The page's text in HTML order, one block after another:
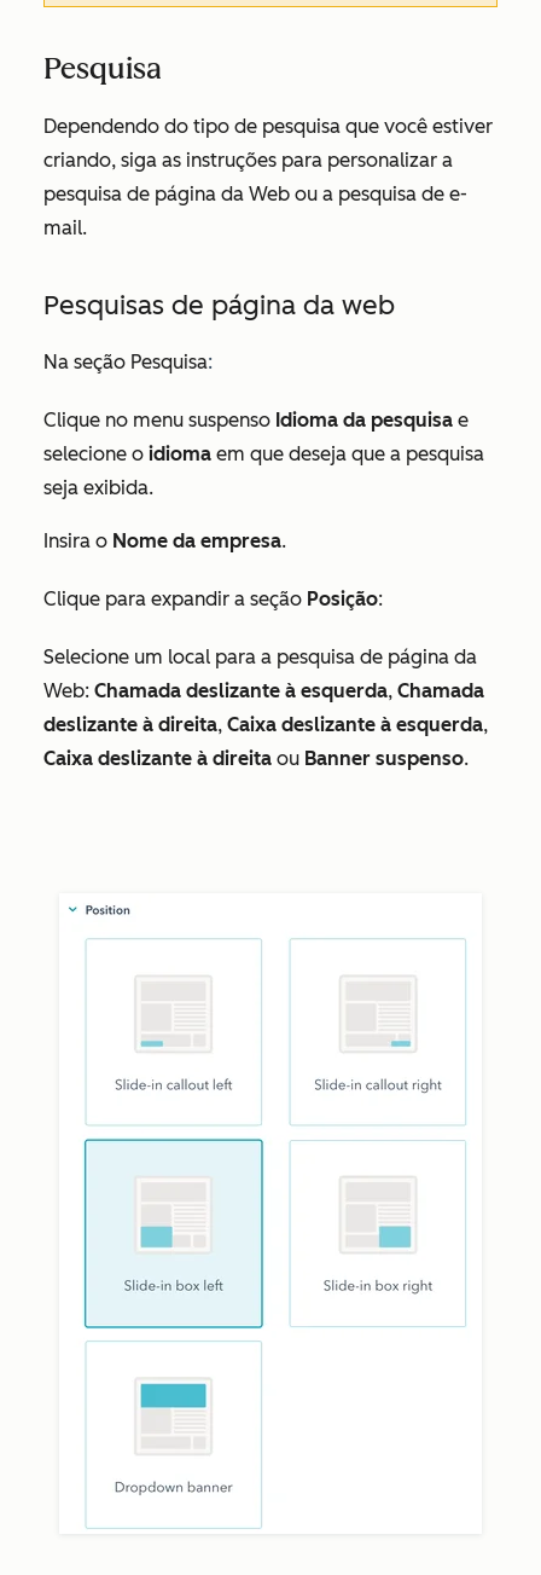
Pesquisa
Dependendo do tipo de pesquisa que você estiver
criando, siga as instruções para personalizar a
pesquisa de página da Web ou a pesquisa de e-
mail.
Pesquisas de página da web
Na seção Pesquisa:
Clique no menu suspenso Idioma da pesquisa e
selecione o idioma em que deseja que a pesquisa
seja exibida.
Insira o Nome da empresa.
Clique para expandir a seção Posição:
Selecione um local para a pesquisa de página da
Web: Chamada deslizante à esquerda, Chamada
deslizante à direita, Caixa deslizante à esquerda,
Caixa deslizante à direita ou Banner suspenso.